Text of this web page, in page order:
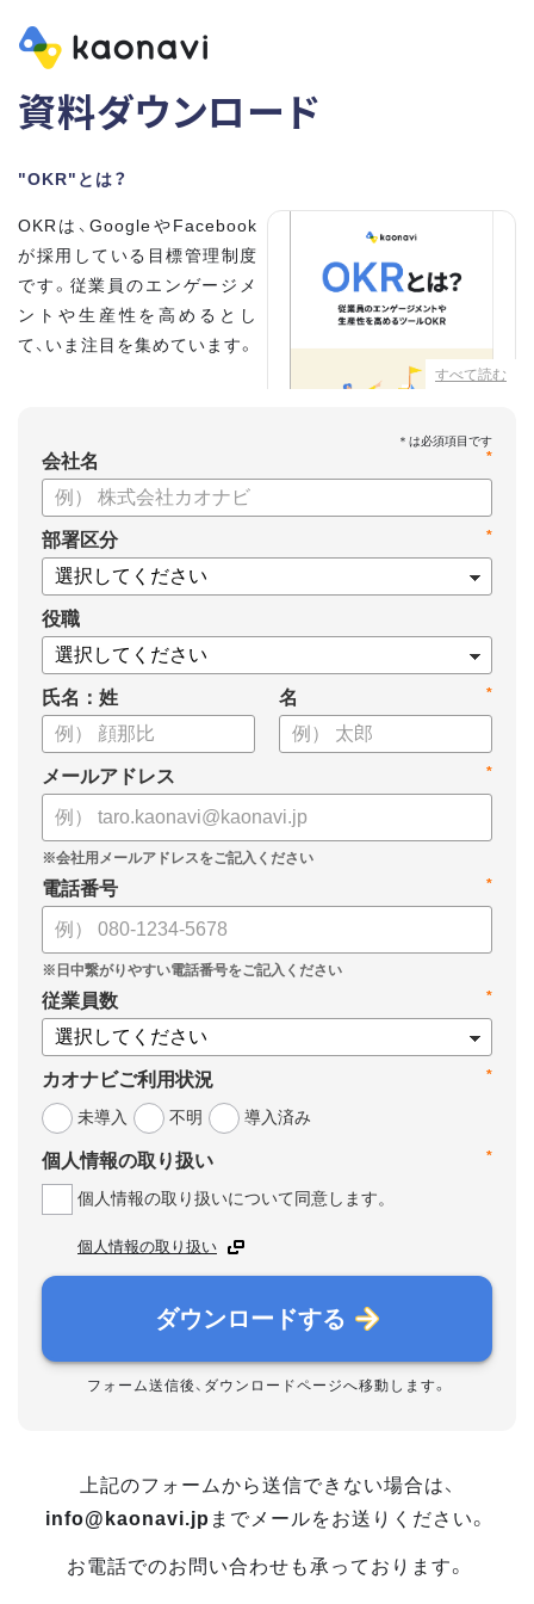
資料ダウンロード
"OKR"とは？
すべて読む
OKRは、GoogleやFacebook
が採用している目標管理制度
です。従業員のエンゲージメ
ントや生産性を高めるとし
て、いま注目を集めています。
・OKRと従来の目標管理制度
との違い
・OKRを導入、運用するにはどうすればいいのか
・OKRの運用を助けるツール
についてまとめましたので、ぜひお役立てください。
*
会社名
*
部署区分
役職
氏名：姓 *
名
*
メールアドレス
*
電話番号
*
従業員数
*
カオナビご利用状況
未導入
不明 導入済み
*
個人情報の取り扱い
個人情報の取り扱いについて同意します。
個人情報の取り扱い
ダウンロードする
フォーム送信後、ダウンロードページへ移動します。
上記のフォームから送信できない場合は、
info@kaonavi.jp までメールをお送りください。
お電話でのお問い合わせも承っております。